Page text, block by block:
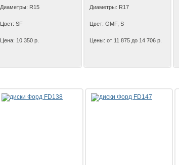
Диаметры: R15
Цвет: SF
Цена: 10 350 р.
Диаметры: R17
Цвет: GMF, S
Цены: от 11 875 до 14 706 р.